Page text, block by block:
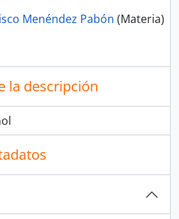
Menéndez Pabón (Materia)
la descripción